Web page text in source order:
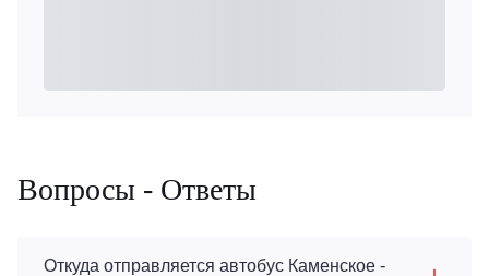
Вопросы - Ответы
Откуда отправляется автобус Каменское -